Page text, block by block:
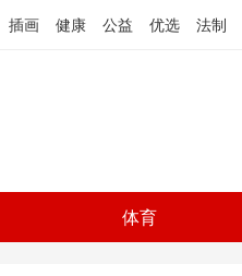
插画 健康 公益 优选 法制
体育